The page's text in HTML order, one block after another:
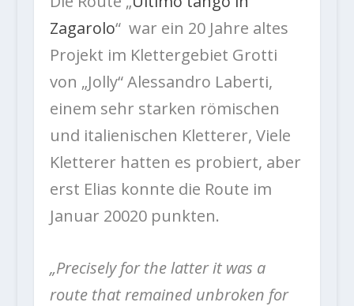
Zagarolo“ war ein 20 Jahre altes
Projekt im Klettergebiet Grotti
von „Jolly“ Alessandro Laberti,
einem sehr starken römischen
und italienischen Kletterer, Viele
Kletterer hatten es probiert, aber
erst Elias konnte die Route im
Januar 20020 punkten.
„Precisely for the latter it was a
route that remained unbroken for